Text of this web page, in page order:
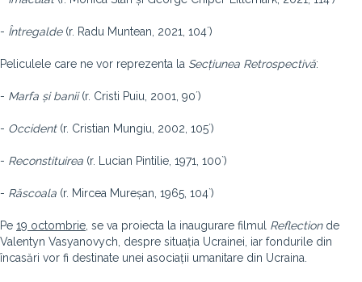
- Întregalde(r. Radu Muntean, 2021, 104´)
Peliculele care ne vor reprezenta la Secțiunea Retrospectivă:
- Marfa și banii(r. Cristi Puiu, 2001, 90´)
- Occident(r. Cristian Mungiu, 2002, 105´)
- Reconstituirea (r. Lucian Pintilie, 1971, 100`)
- Răscoala (r. Mircea Mureșan, 1965, 104`)
Pe 19 octombrie , se va proiecta la inaugurare filmul Reflectionde
Valentyn Vasyanovych, despre situația Ucrainei, iar fondurile din
încasări vor fi destinate unei asociații umanitare din Ucraina.